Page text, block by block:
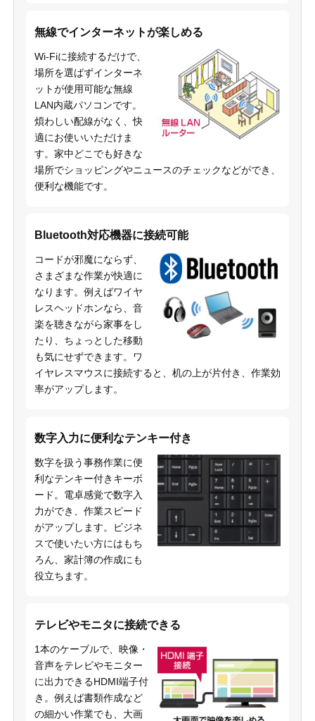
無線でインターネットが楽しめる
Wi-Fiに接続するだけで、
場所を選ばずインターネ
ットが使用可能な無線
LAN内蔵パソコンです。
煩わしい配線がなく、快
適にお使いいただけま
す。家中どこでも好きな
場所でショッピングやニュースのチェックなどができ、
便利な機能です。
Bluetooth対応機器に接続可能
コードが邪魔にならず、
さまざまな作業が快適に
なります。例えばワイヤ
レスヘッドホンなら、音
楽を聴きながら家事をし
たり、ちょっとした移動
も気にせずできます。ワ
イヤレスマウスに接続すると、机の上が片付き、作業効
率がアップします。
数字入力に便利なテンキー付き
数字を扱う事務作業に便
利なテンキー付きキーボ
ード。電卓感覚で数字入
力ができ、作業スピード
がアップします。ビジネ
スで使いたい方にはもち
ろん、家計簿の作成にも
役立ちます。
テレビやモニタに接続できる
1本のケーブルで、映像・
音声をテレビやモニター
に出力できるHDMI端子付
き。例えば書類作成など
の細かい作業でも、大画